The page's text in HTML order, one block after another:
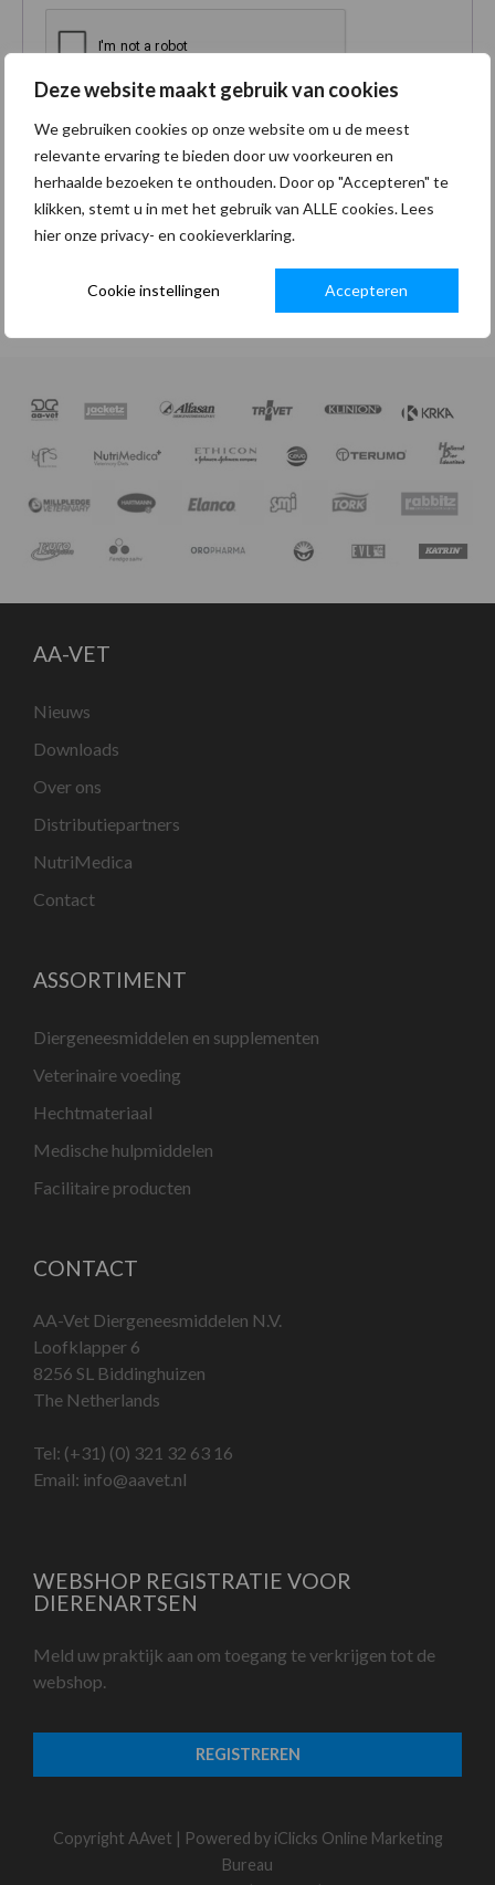
Deze website maakt gebruik van cookies
We gebruiken cookies op onze website om u de meest
relevante ervaring te bieden door uw voorkeuren en
herhaalde bezoeken te onthouden. Door op "Accepteren" te
klikken, stemt u in met het gebruik van ALLE cookies. Lees
hier onze privacy- en cookieverklaring.
Cookie instellingen Accepteren
Je persoonlijke gegevens worden gebruikt om je
ervaring op deze site te ondersteunen, om toegang
tot je account te beheren en voor andere doeleinden
zoals omschreven in onzeprivacybeleid.
AA-VET
Nieuws
Downloads
Over ons
Distributiepartners
NutriMedica
Contact
ASSORTIMENT
Diergeneesmiddelen en supplementen
Veterinaire voeding
Hechtmateriaal
Medische hulpmiddelen
Facilitaire producten
CONTACT
AA-Vet Diergeneesmiddelen N.V.
Loofklapper 6
8256 SL Biddinghuizen
The Netherlands
Tel: (+31) (0) 321 32 63 16
Email: info@aavet.nl
WEBSHOP REGISTRATIE VOOR
DIERENARTSEN
Meld uw praktijk aan om toegang te verkrijgen tot de
webshop.
REGISTREREN
Copyright AAvet | Powered by iClicks Online Marketing
Bureau